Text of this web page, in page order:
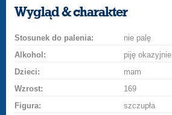
uśmiech
buziakasamochodem
szampana
drinka
różę
Wygląd & charakter
Stosunek do palenia:
nie palę
Alkohol:
piję okazyjnie
Dzieci:
mam
Wzrost:
169
Figura:
szczupła